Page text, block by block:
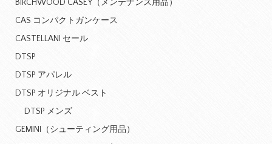
BIRCHWOOD CASEY（メンテナンス用品）
CAS コンパクトガンケース
CASTELLANI セール
DTSP
DTSP アパレル
DTSP オリジナル ベスト
DTSP メンズ
GEMINI（シューティング用品）